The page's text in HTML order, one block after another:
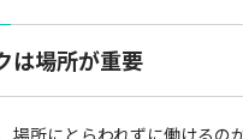
は場所が重要